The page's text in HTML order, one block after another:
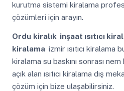
kurutma sistemi kiralama
çözümleri için arayın.
Ordu kiralık inşaat ısıtıcı
kiralama izmir ısıtıcı kiralama
kiralama su baskını sonrası
açık alan ısıtıcı kiralama dış
çözüm için bize ulaşabilirsiniz.